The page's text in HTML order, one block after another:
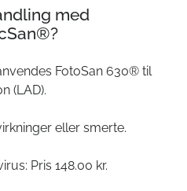
med
FotoSan 630® til
(LAD).
eller smerte.
Pris 148.00 kr.